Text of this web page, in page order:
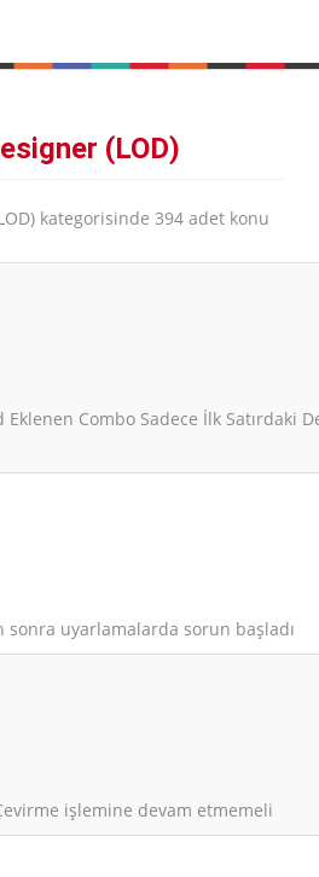
(LOD)
kategorisinde 394 adet konu
Eklenen Combo Sadece İlk Satırdaki
sonra uyarlamalarda sorun başladı
işlemine devam etmemeli